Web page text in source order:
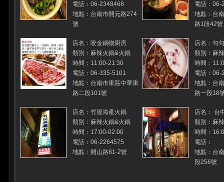
電話：06-2348468
地點：台南市開元路274
號
電話：06-
地點：台
路1段42號
店名：咬金鍋物廚房
類別：麻辣火鍋&火鍋
時間：11:00-21:30
電話：06-335-5101
地點：台南市東區中華東
路二段101號
店名：勾
類別：麻
時間：
電話：06-
地點：台
路一段18
店名：竹屋海產火鍋
類別：麻辣火鍋&火鍋
時間：17:00-02:00
電話：06-2264575
地點：開山路81-2號
店名： 台
類別：麻
時間：
電話：
地點：台
段256號